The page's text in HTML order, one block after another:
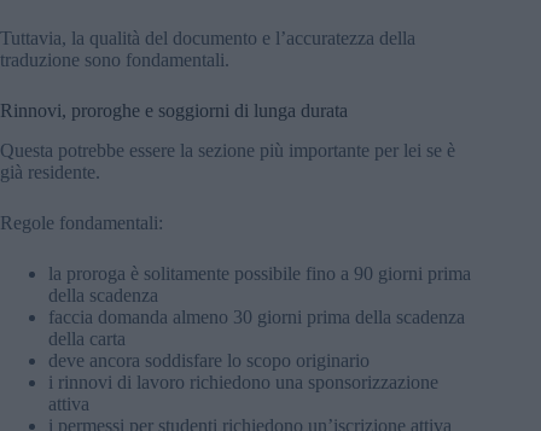
Tuttavia, la qualità del documento e l’accuratezza della
traduzione sono fondamentali.
Rinnovi, proroghe e soggiorni di lunga durata
Questa potrebbe essere la sezione più importante per lei se è
già residente.
Regole fondamentali:
la proroga è solitamente possibile fino a 90 giorni prima
della scadenza
faccia domanda almeno 30 giorni prima della scadenza
della carta
deve ancora soddisfare lo scopo originario
i rinnovi di lavoro richiedono una sponsorizzazione
attiva
i permessi per studenti richiedono un’iscrizione attiva